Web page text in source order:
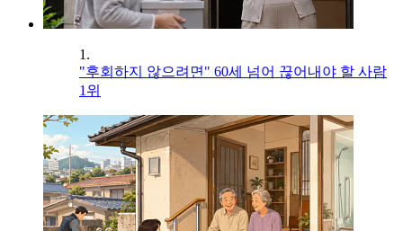
1.
"후회하지 않으려면" 60세 넘어 끊어내야 할 사람
1위